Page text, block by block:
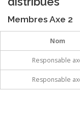
Membres Axe 2
Nom
Responsable
Responsable